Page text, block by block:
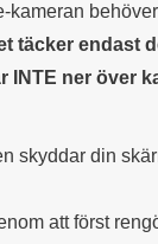
kameran
täcker endast
INTE ner över
skyddar din
att först